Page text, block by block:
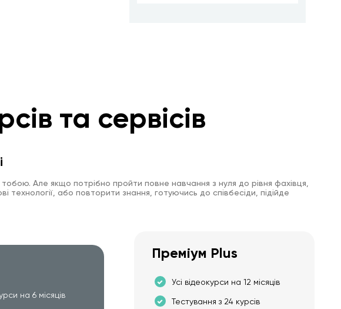
та сервісів
Але якщо потрібно пройти повне навчання з нуля до рівня фахівця,
або повторити знання, готуючись до співбесіди, підійде
на 6 місяців
Преміум Plus
Усі відеокурси на 12 місяців
Тестування з 24 курсів